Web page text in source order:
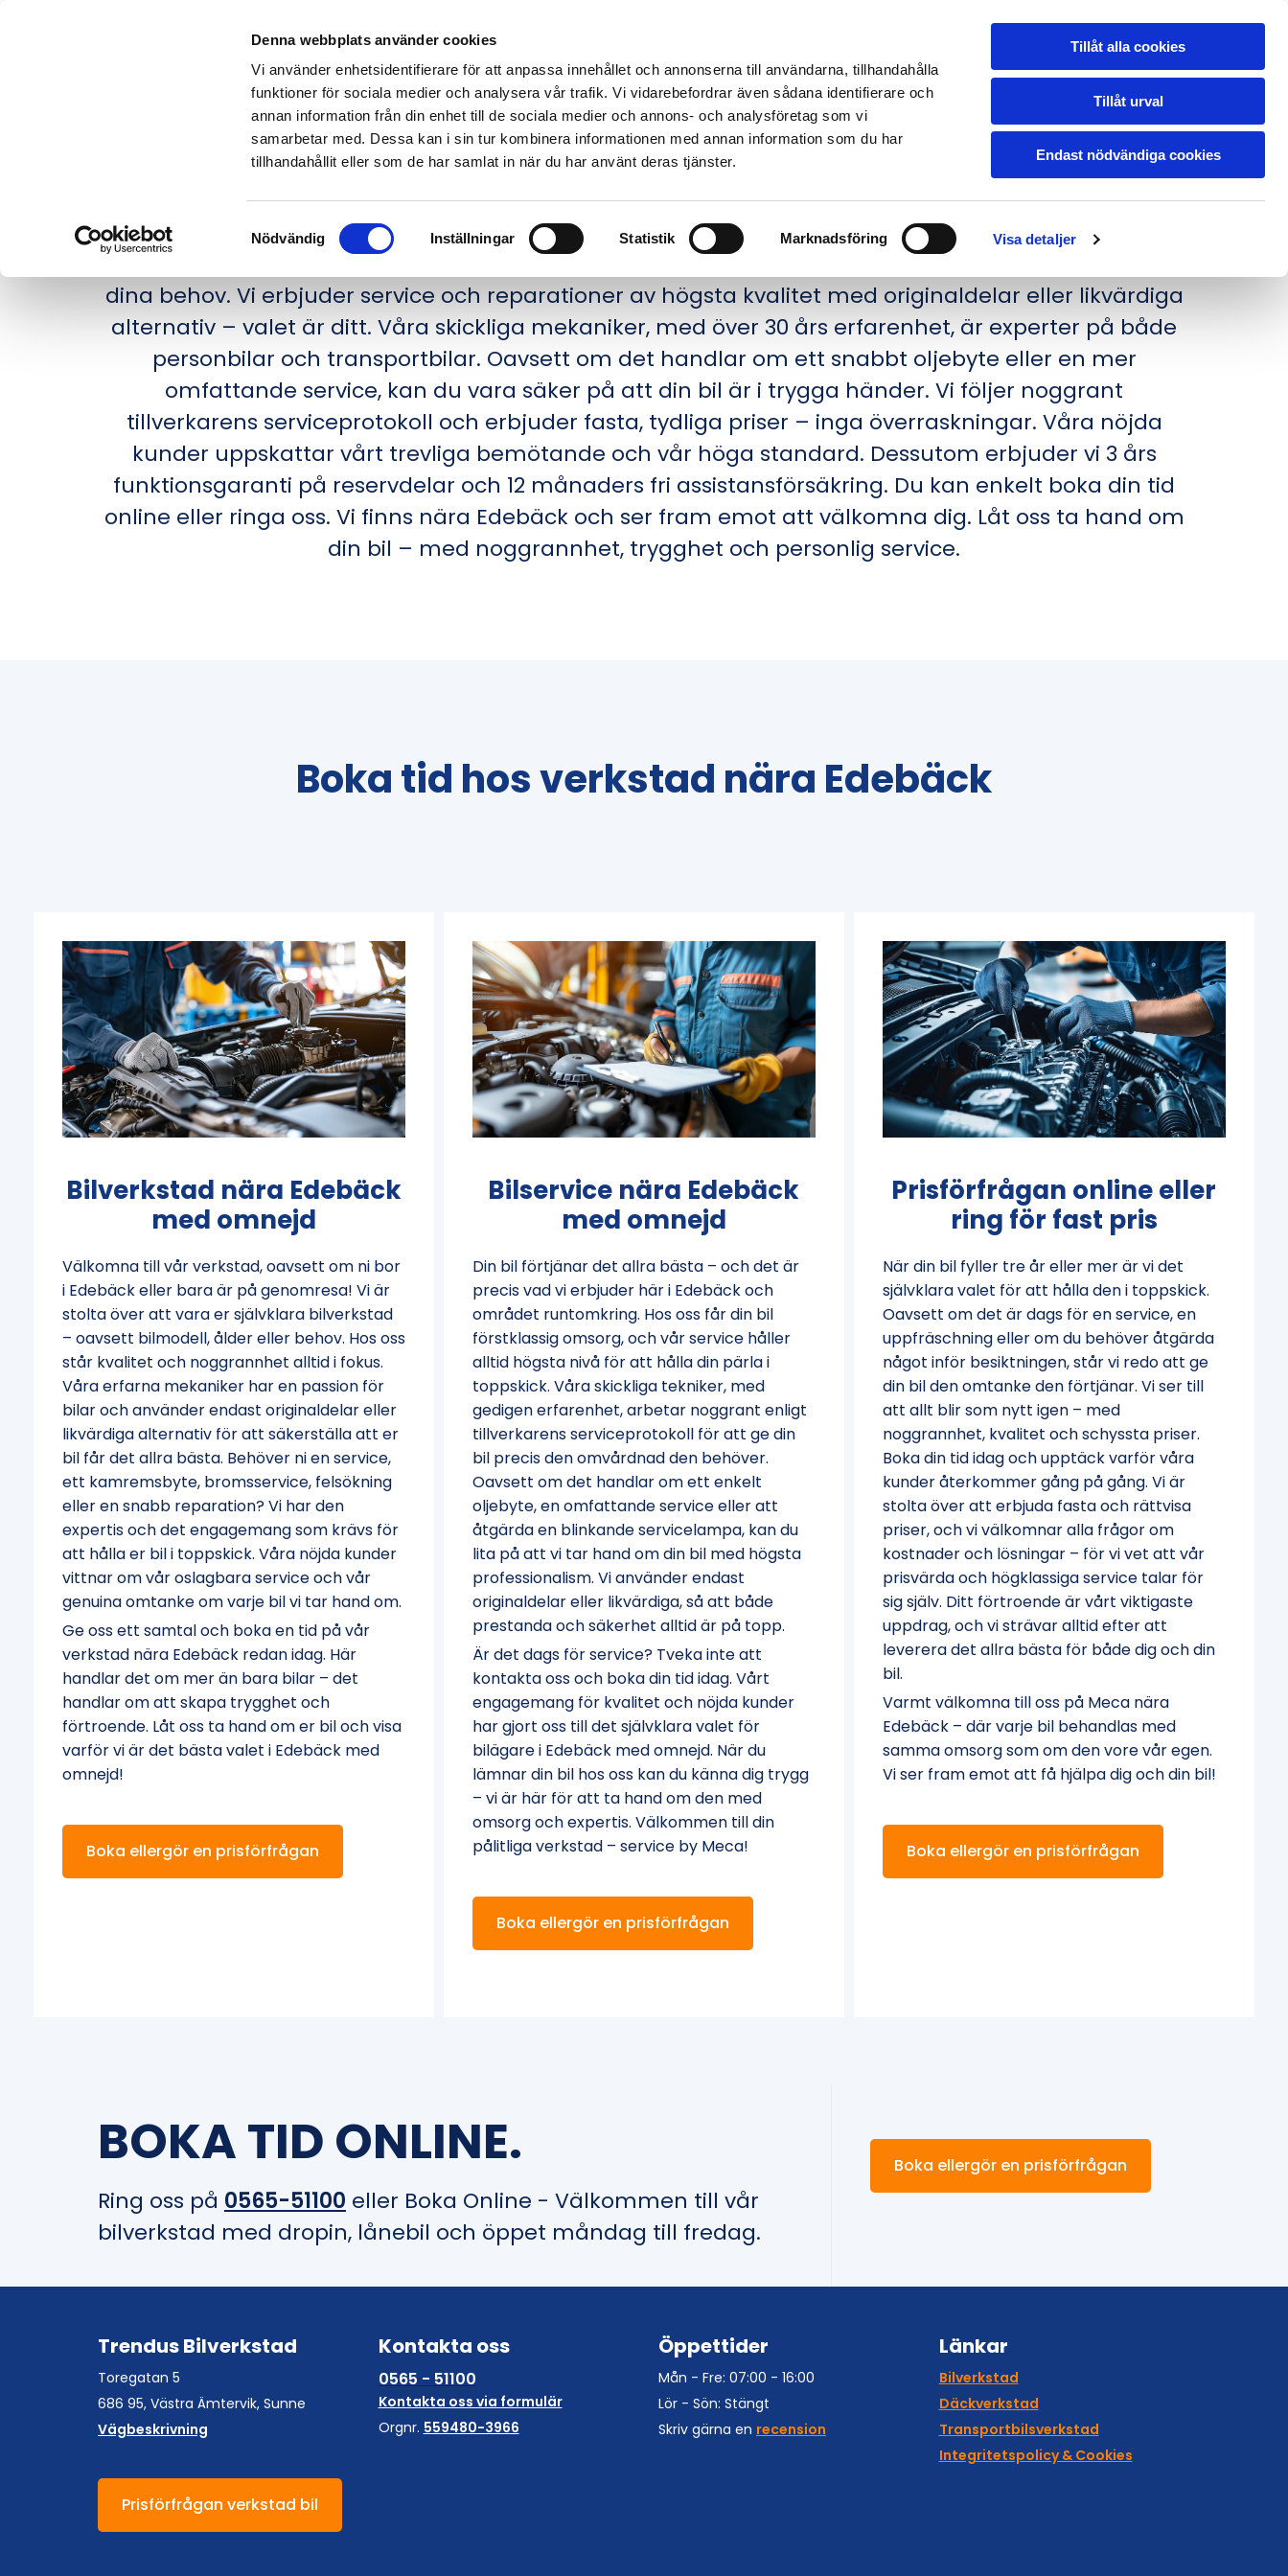
Denna webbplats använder cookies
Vi använder enhetsidentifierare för att anpassa innehållet och annonserna till användarna, tillhandahålla
funktioner för sociala medier och analysera vår trafik. Vi vidarebefordrar även sådana identifierare och
annan information från din enhet till de sociala medier och annons- och analysföretag som vi
samarbetar med. Dessa kan i sin tur kombinera informationen med annan information som du har
tillhandahållit eller som de har samlat in när du har använt deras tjänster.
Nödvändig Inställningar Statistik Marknadsföring Visa detaljer
Tillåt alla cookies
Tillåt urval
Endast nödvändiga cookies
Bilverkstad
Däckverkstad
Galleri Kontakt
Prisförfrågan
BILVERKSTAD NÄRA EDEBÄCK
Letar du efter en pålitlig och professionell verkstad för din bil? Trendus Bilverkstad är här för att möta
dina behov. Vi erbjuder service och reparationer av högsta kvalitet med originaldelar eller likvärdiga
alternativ – valet är ditt. Våra skickliga mekaniker, med över 30 års erfarenhet, är experter på både
personbilar och transportbilar. Oavsett om det handlar om ett snabbt oljebyte eller en mer
omfattande service, kan du vara säker på att din bil är i trygga händer. Vi följer noggrant
tillverkarens serviceprotokoll och erbjuder fasta, tydliga priser – inga överraskningar. Våra nöjda
kunder uppskattar vårt trevliga bemötande och vår höga standard. Dessutom erbjuder vi 3 års
funktionsgaranti på reservdelar och 12 månaders fri assistansförsäkring. Du kan enkelt boka din tid
online eller ringa oss. Vi finns nära Edebäck och ser fram emot att välkomna dig. Låt oss ta hand om
din bil – med noggrannhet, trygghet och personlig service.
Boka tid hos verkstad nära Edebäck
Bilverkstad nära Edebäck
med omnejd
Välkomna till vår verkstad, oavsett om ni bor
i Edebäck eller bara är på genomresa! Vi är
stolta över att vara er självklara bilverkstad
– oavsett bilmodell, ålder eller behov. Hos oss
står kvalitet och noggrannhet alltid i fokus.
Våra erfarna mekaniker har en passion för
bilar och använder endast originaldelar eller
likvärdiga alternativ för att säkerställa att er
bil får det allra bästa. Behöver ni en service,
ett kamremsbyte, bromsservice, felsökning
eller en snabb reparation? Vi har den
expertis och det engagemang som krävs för
att hålla er bil i toppskick. Våra nöjda kunder
vittnar om vår oslagbara service och vår
genuina omtanke om varje bil vi tar hand om.
Ge oss ett samtal och boka en tid på vår
verkstad nära Edebäck redan idag. Här
handlar det om mer än bara bilar – det
handlar om att skapa trygghet och
förtroende. Låt oss ta hand om er bil och visa
varför vi är det bästa valet i Edebäck med
omnejd!
Boka ellergör en prisförfrågan
Bilservice nära Edebäck
med omnejd
Din bil förtjänar det allra bästa – och det är
precis vad vi erbjuder här i Edebäck och
området runtomkring. Hos oss får din bil
förstklassig omsorg, och vår service håller
alltid högsta nivå för att hålla din pärla i
toppskick. Våra skickliga tekniker, med
gedigen erfarenhet, arbetar noggrant enligt
tillverkarens serviceprotokoll för att ge din
bil precis den omvårdnad den behöver.
Oavsett om det handlar om ett enkelt
oljebyte, en omfattande service eller att
åtgärda en blinkande servicelampa, kan du
lita på att vi tar hand om din bil med högsta
professionalism. Vi använder endast
originaldelar eller likvärdiga, så att både
prestanda och säkerhet alltid är på topp.
Är det dags för service? Tveka inte att
kontakta oss och boka din tid idag. Vårt
engagemang för kvalitet och nöjda kunder
har gjort oss till det självklara valet för
bilägare i Edebäck med omnejd. När du
lämnar din bil hos oss kan du känna dig trygg
– vi är här för att ta hand om den med
omsorg och expertis. Välkommen till din
pålitliga verkstad – service by Meca!
Boka ellergör en prisförfrågan
Prisförfrågan online eller
ring för fast pris
När din bil fyller tre år eller mer är vi det
självklara valet för att hålla den i toppskick.
Oavsett om det är dags för en service, en
uppfräschning eller om du behöver åtgärda
något inför besiktningen, står vi redo att ge
din bil den omtanke den förtjänar. Vi ser till
att allt blir som nytt igen – med
noggrannhet, kvalitet och schyssta priser.
Boka din tid idag och upptäck varför våra
kunder återkommer gång på gång. Vi är
stolta över att erbjuda fasta och rättvisa
priser, och vi välkomnar alla frågor om
kostnader och lösningar – för vi vet att vår
prisvärda och högklassiga service talar för
sig själv. Ditt förtroende är vårt viktigaste
uppdrag, och vi strävar alltid efter att
leverera det allra bästa för både dig och din
bil.
Varmt välkomna till oss på Meca nära
Edebäck – där varje bil behandlas med
samma omsorg som om den vore vår egen.
Vi ser fram emot att få hjälpa dig och din bil!
Boka ellergör en prisförfrågan
BOKA TID ONLINE.
Ring oss på 0565-51100 eller Boka Online - Välkommen till vår
bilverkstad med dropin, lånebil och öppet måndag till fredag.
Boka ellergör en prisförfrågan
Trendus Bilverkstad
Toregatan 5
686 95, Västra Ämtervik, Sunne
Vägbeskrivning
Prisförfrågan verkstad bil
Kontakta oss
0565 - 51100
Kontakta oss via formulär
Orgnr. 559480-3966
Öppettider
Mån - Fre: 07:00 - 16:00
Lör - Sön: Stängt
Skriv gärna en recension
Länkar
Bilverkstad
Däckverkstad
Transportbilsverkstad
Integritetspolicy & Cookies